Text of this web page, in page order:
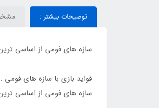
توضیحات بیشتر :
سازه های فومی از اساسی
فواید بازی با سازه های فومی :
سازه های فومی از اساسی